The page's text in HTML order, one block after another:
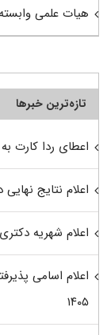
هیات علمی
تازه‌ترین خبرها
اعطای ردا کارت به
اعلام نتایج نهایی
اعلام شهریه دکتری
اعلام اسامی
۱۴۰۵